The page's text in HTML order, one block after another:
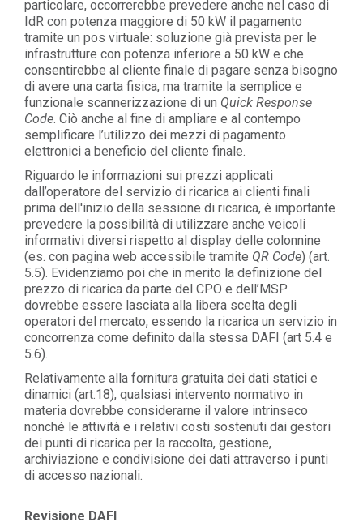
particolare, occorrerebbe prevedere anche nel caso di
IdR con potenza maggiore di 50 kW il pagamento
tramite un pos virtuale: soluzione già prevista per le
infrastrutture con potenza inferiore a 50 kW e che
consentirebbe al cliente finale di pagare senza bisogno
di avere una carta fisica, ma tramite la semplice e
funzionale scannerizzazione di un Quick Response
Code. Ciò anche al fine di ampliare e al contempo
semplificare l’utilizzo dei mezzi di pagamento
elettronici a beneficio del cliente finale.
Riguardo le informazioni sui prezzi applicati
dall’operatore del servizio di ricarica ai clienti finali
prima dell'inizio della sessione di ricarica, è importante
prevedere la possibilità di utilizzare anche veicoli
informativi diversi rispetto al display delle colonnine
(es. con pagina web accessibile tramite QR Code) (art.
5.5). Evidenziamo poi che in merito la definizione del
prezzo di ricarica da parte del CPO e dell’MSP
dovrebbe essere lasciata alla libera scelta degli
operatori del mercato, essendo la ricarica un servizio in
concorrenza come definito dalla stessa DAFI (art 5.4 e
5.6).
Relativamente alla fornitura gratuita dei dati statici e
dinamici (art.18), qualsiasi intervento normativo in
materia dovrebbe considerarne il valore intrinseco
nonché le attività e i relativi costi sostenuti dai gestori
dei punti di ricarica per la raccolta, gestione,
archiviazione e condivisione dei dati attraverso i punti
di accesso nazionali.
Revisione DAFI